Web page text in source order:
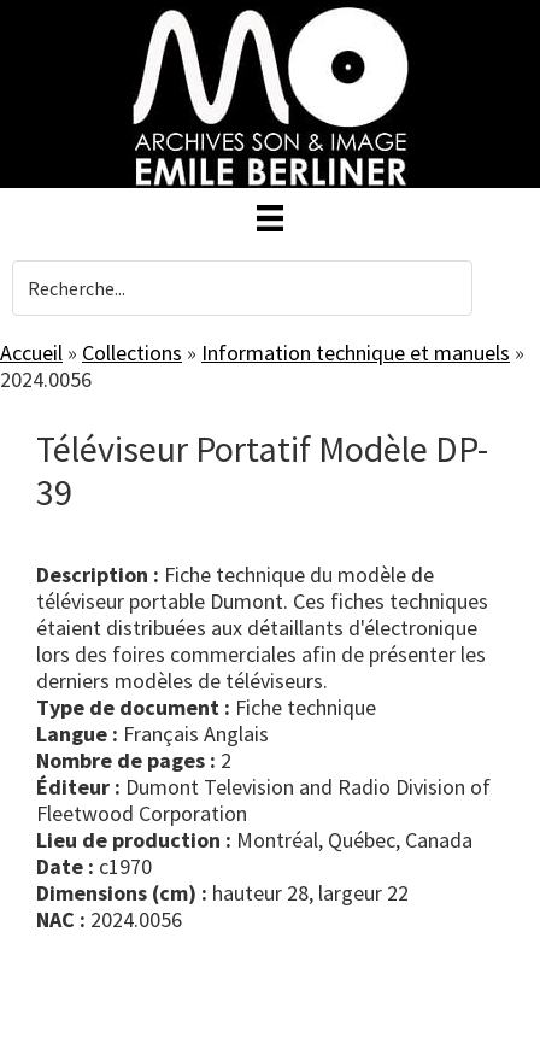
Accueil » Collections » Information technique et manuels »
2024.0056
Téléviseur Portatif Modèle DP-
39
Description : Fiche technique du modèle de
téléviseur portable Dumont. Ces fiches techniques
étaient distribuées aux détaillants d'électronique
lors des foires commerciales afin de présenter les
derniers modèles de téléviseurs.
Type de document :
fiche technique
Langue : Français Anglais
Nombre de pages : 2
Éditeur : Dumont Television and Radio Division of
Fleetwood Corporation
Lieu de production : Montréal, Québec, Canada
Date : c1970
Dimensions (cm) : hauteur 28, largeur 22
NAC : 2024.0056